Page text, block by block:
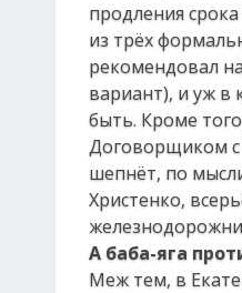
продления
из трёх
рекомендовал
вариант), и уж в
быть. Кроме
Договорщиком с
шепнёт, по
Христенко,
А баба-яга
Меж тем, в